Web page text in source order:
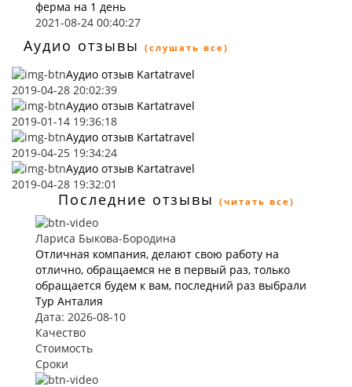
ферма на 1 день
2021-08-24 00:40:27
Аудио отзывы (слушать все)
Аудио отзыв Kartatravel
2019-04-28 20:02:39
Аудио отзыв Kartatravel
2019-01-14 19:36:18
Аудио отзыв Kartatravel
2019-04-25 19:34:24
Аудио отзыв Kartatravel
2019-04-28 19:32:01
Последние отзывы (читать все)
Лариса Быкова-Бородина
Отличная компания, делают свою работу на
отлично, обращаемся не в первый раз, только
обращается будем к вам, последний раз выбрали
Тур Анталия
Дата: 2026-08-10
Качество
Стоимость
Сроки